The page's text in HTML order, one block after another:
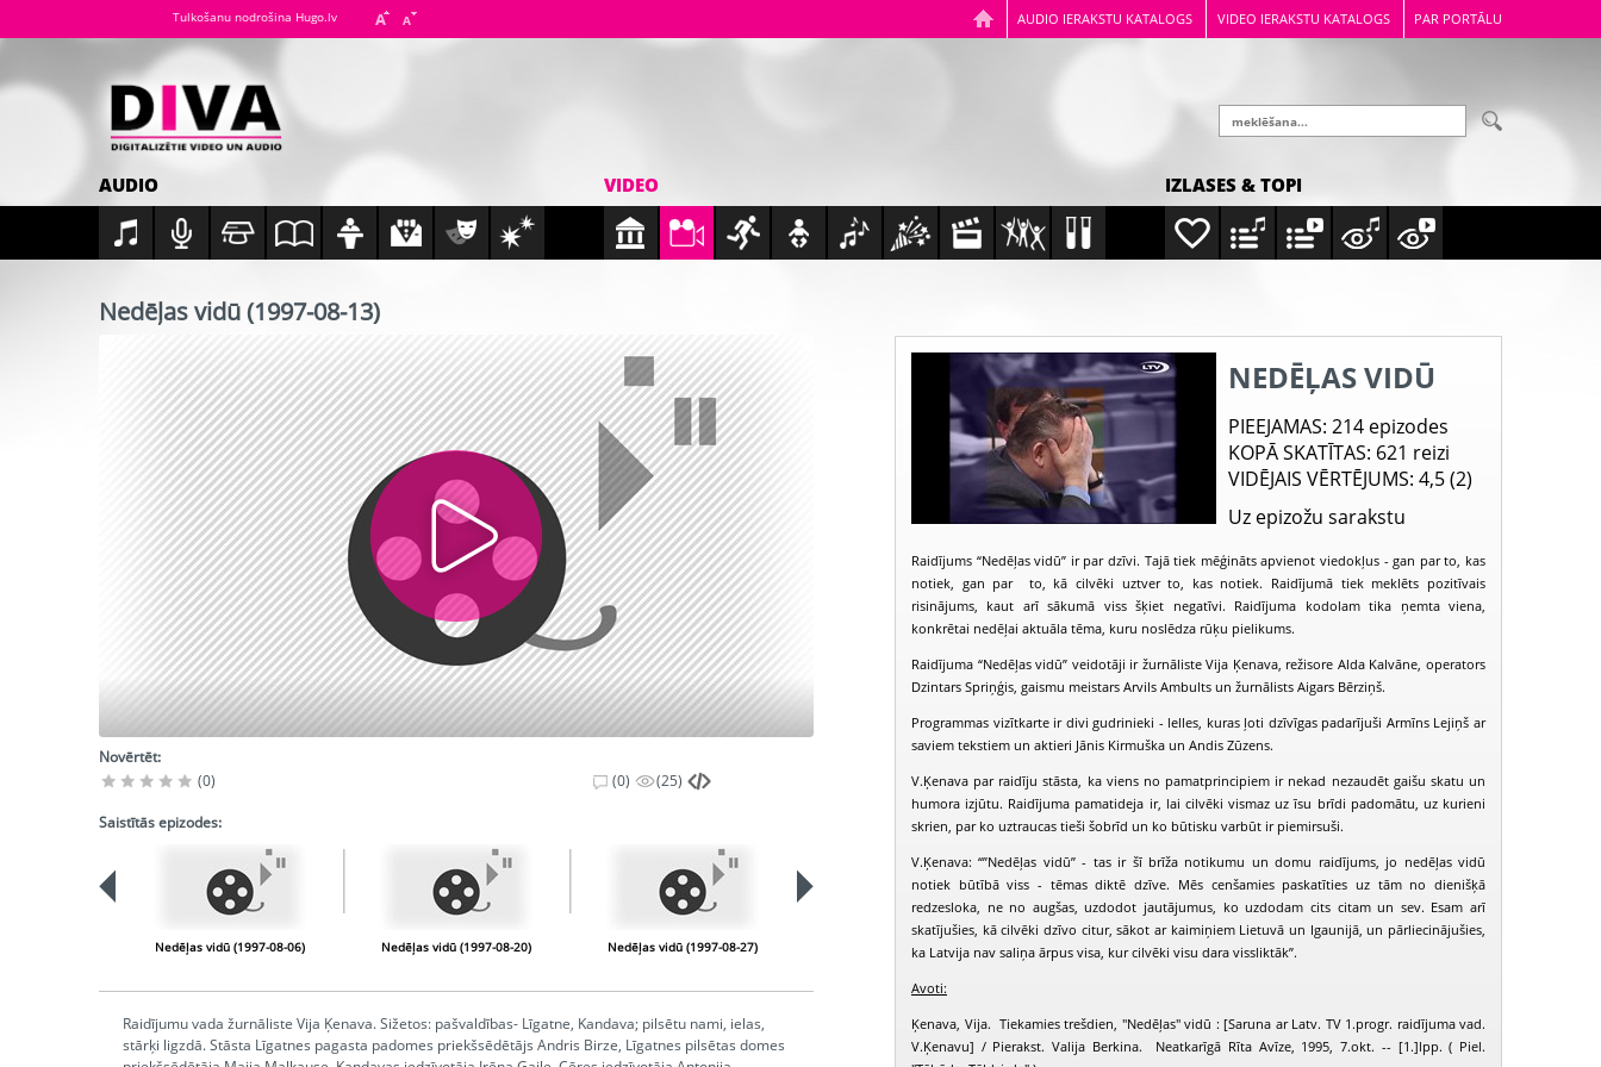
AUDIO IERAKSTU KATALOGS VIDEO IERAKSTU KATALOGS PAR PORTĀLU
Tulkošanu nodrošina Hugo.lv
AUDIO VIDEO IZLASES & TOPI
Nedēļas vidū (1997-08-13)
Novērtēt:
(0)
(0) (25)
Saistītās epizodes:
Nedēļas vidū (1997-08-06) Nedēļas vidū (1997-08-20) Nedēļas vidū (1997-08-27)
PIEEJAMS
PUBLISKAJĀS
BIBLIOTĒKĀS
Nedēļas vidū (1997-09-03)
PUBLISKAJĀS
BIBLIOTĒKĀS
Nedēļas vidū (1997-09-10)
PIEEJAMS
PUBLISKAJĀS
BIBLIOTĒKĀS
Nedēļas vidū (1997-09-24)
Raidījumu vada žurnāliste Vija Ķenava. Sižetos: pašvaldības- Līgatne, Kandava; pilsētu nami, ielas,
stārķi ligzdā. Stāsta Līgatnes pagasta padomes priekšsēdētājs Andris Birze, Līgatnes pilsētas domes
NEDĒĻAS VIDŪ
PIEEJAMAS: 214 epizodes
KOPĀ SKATĪTAS: 621 reizi
VIDĒJAIS VĒRTĒJUMS: 4,5 (2)
Uz epizožu sarakstu
Raidījums “Nedēļas vidū” ir par dzīvi. Tajā tiek mēģināts apvienot viedokļus - gan par to, kas
notiek, gan par to, kā cilvēki uztver to, kas notiek. Raidījumā tiek meklēts pozitīvais
risinājums, kaut arī sākumā viss šķiet negatīvi. Raidījuma kodolam tika ņemta viena,
konkrētai nedēļai aktuāla tēma, kuru noslēdza rūķu pielikums.
Raidījuma “Nedēļas vidū” veidotāji ir žurnāliste Vija Ķenava, režisore Alda Kalvāne, operators
Dzintars Spriņģis, gaismu meistars Arvils Ambults un žurnālists Aigars Bērziņš.
Programmas vizītkarte ir divi gudrinieki - lelles, kuras ļoti dzīvīgas padarījuši Armīns Lejiņš ar
saviem tekstiem un aktieri Jānis Kirmuška un Andis Zūzens.
V.Ķenava par raidīju stāsta, ka viens no pamatprincipiem ir nekad nezaudēt gaišu skatu un
humora izjūtu. Raidījuma pamatideja ir, lai cilvēki vismaz uz īsu brīdi padomātu, uz kurieni
skrien, par ko uztraucas tieši šobrīd un ko būtisku varbūt ir piemirsuši.
V.Ķenava: “”Nedēļas vidū” - tas ir šī brīža notikumu un domu raidījums, jo nedēļas vidū
notiek būtībā viss - tēmas diktē dzīve. Mēs cenšamies paskatīties uz tām no dienišķā
redzesloka, ne no augšas, uzdodot jautājumus, ko uzdodam cits citam un sev. Esam arī
skatījušies, kā cilvēki dzīvo citur, sākot ar kaimiņiem Lietuvā un Igaunijā, un pārliecinājušies,
ka Latvija nav saliņa ārpus visa, kur cilvēki visu dara vissliktāk”.
Avoti:
Ķenava, Vija. Tiekamies trešdien, "Nedēļas" vidū : [Saruna ar Latv. TV 1.progr. raidījuma vad.
V.Ķenavu] / Pierakst. Valija Berkina. Neatkarīgā Rīta Avīze, 1995, 7.okt. -- [1.]lpp. ( Piel.